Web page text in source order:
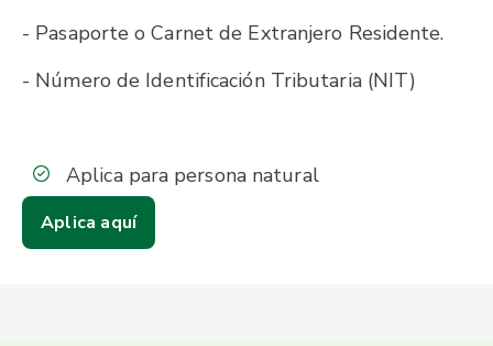
- Pasaporte o Carnet de Extranjero Residente.
- Número de Identificación Tributaria (NIT)
Aplica para persona natural
Aplica aquí